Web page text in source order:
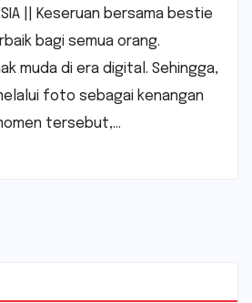
|| Keseruan bersama bestie
bagi semua orang.
muda di era digital. Sehingga,
foto sebagai kenangan
tersebut,…